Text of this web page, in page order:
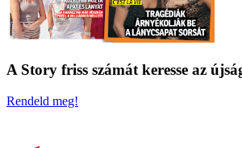
A Story friss számát keresse az
Rendeld meg!